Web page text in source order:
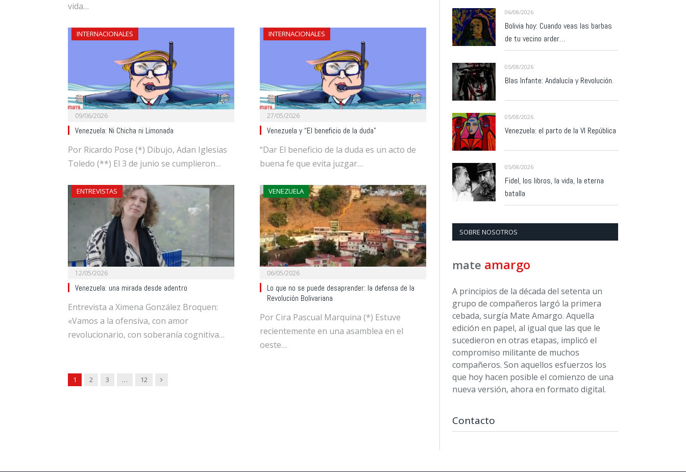
vida…
INTERNACIONALES
09/06/2026
Venezuela: Ni Chicha ni Limonada
Por Ricardo Pose (*) Dibujo, Adan Iglesias
Toledo (**) El 3 de junio se cumplieron…
INTERNACIONALES
27/05/2026
Venezuela y “El beneficio de la duda”
“Dar El beneficio de la duda es un acto de
buena fe que evita juzgar…
ENTREVISTAS
12/05/2026
Venezuela: una mirada desde adentro
Entrevista a Ximena González Broquen:
«Vamos a la ofensiva, con amor
revolucionario, con soberanía cognitiva…
VENEZUELA
06/05/2026
Lo que no se puede desaprender: la defensa de la
Revolución Bolivariana
Por Cira Pascual Marquina (*) Estuve
recientemente en una asamblea en el
oeste…
1 2 3 … 12 Next
06/08/2026
Bolivia hoy: Cuando veas las barbas
de tu vecino arder…
05/08/2026
Blas Infante: Andalucía y Revolución.
05/08/2026
Venezuela: el parto de la VI República
05/08/2026
Fidel, los libros, la vida, la eterna
batalla
SOBRE NOSOTROS
mate amargo
A principios de la década del setenta un
grupo de compañeros largó la primera
cebada, surgía Mate Amargo. Aquella
edición en papel, al igual que las que le
sucedieron en otras etapas, implicó el
compromiso militante de muchos
compañeros. Son aquellos esfuerzos los
que hoy hacen posible el comienzo de una
nueva versión, ahora en formato digital.
Contacto